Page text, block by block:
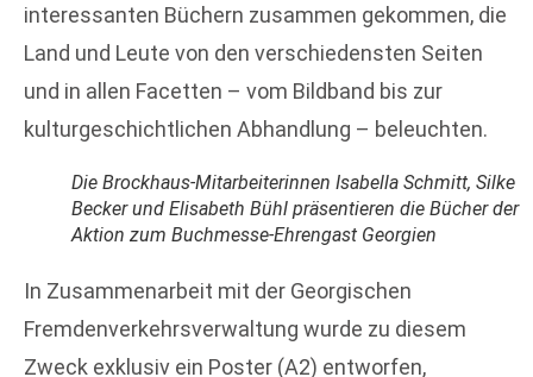
interessanten Büchern zusammen gekommen, die
Land und Leute von den verschiedensten Seiten
und in allen Facetten – vom Bildband bis zur
kulturgeschichtlichen Abhandlung – beleuchten.
Die Brockhaus-Mitarbeiterinnen Isabella Schmitt, Silke
Becker und Elisabeth Bühl präsentieren die Bücher der
Aktion zum Buchmesse-Ehrengast Georgien
In Zusammenarbeit mit der Georgischen
Fremdenverkehrsverwaltung wurde zu diesem
Zweck exklusiv ein Poster (A2) entworfen,